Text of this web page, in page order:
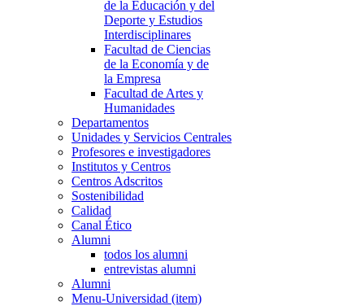
de la Educación y del
Deporte y Estudios
Interdisciplinares
Facultad de Ciencias
de la Economía y de
la Empresa
Facultad de Artes y
Humanidades
Departamentos
Unidades y Servicios Centrales
Profesores e investigadores
Institutos y Centros
Centros Adscritos
Sostenibilidad
Calidad
Canal Ético
Alumni
todos los alumni
entrevistas alumni
Alumni
Menu-Universidad (item)